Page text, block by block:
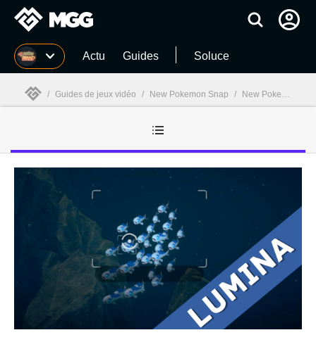
MGG Actu Guides Soluce
/ Guides de jeux vidéo / New Pokemon Snap / New Pokemon Snap guides